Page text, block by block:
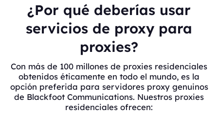
¿Por qué deberías usar
servicios de proxy para
proxies?
Con más de 100 millones de proxies residenciales
obtenidos éticamente en todo el mundo, es la
opción preferida para servidores proxy genuinos
de Blackfoot Communications. Nuestros proxies
residenciales ofrecen: